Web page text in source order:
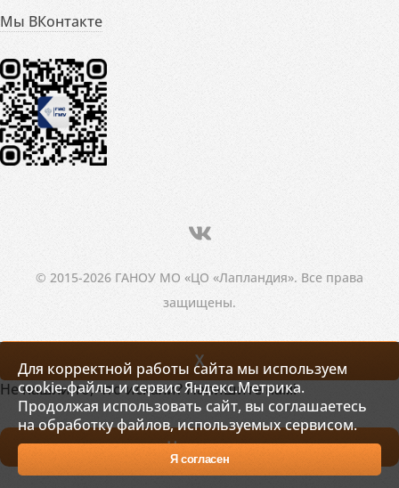
Мы ВКонтакте
© 2015-2026 ГАНОУ МО «ЦО «Лапландия». Все права
защищены.
Для корректной работы сайта мы используем
cookie-файлы и сервис Яндекс.Метрика.
Продолжая использовать сайт, вы соглашаетесь
на обработку файлов, используемых сервисом.
Я согласен
X
Не нашли то, что искали? Напишите нам!
Написать